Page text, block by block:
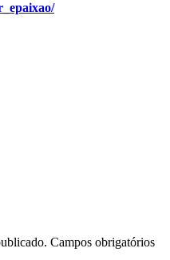
Campos obrigatórios